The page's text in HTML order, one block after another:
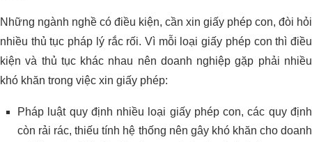
Những ngành nghề có điều kiện, cần xin giấy phép con, đòi hỏi
nhiều thủ tục pháp lý rắc rối. Vì mỗi loại giấy phép con thì điều
kiện và thủ tục khác nhau nên doanh nghiệp gặp phải nhiều
khó khăn trong việc xin giấy phép:
Pháp luật quy định nhiều loại giấy phép con, các quy định
còn rải rác, thiếu tính hệ thống nên gây khó khăn cho doanh